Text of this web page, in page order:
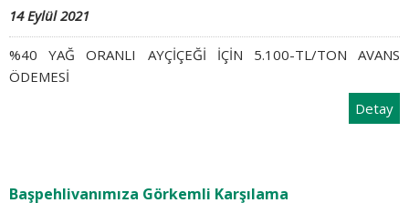
14 Eylül 2021
%40 YAĞ ORANLI AYÇİÇEĞİ İÇİN 5.100-TL/TON AVANS
ÖDEMESİ
Detay
Başpehlivanımıza Görkemli Karşılama